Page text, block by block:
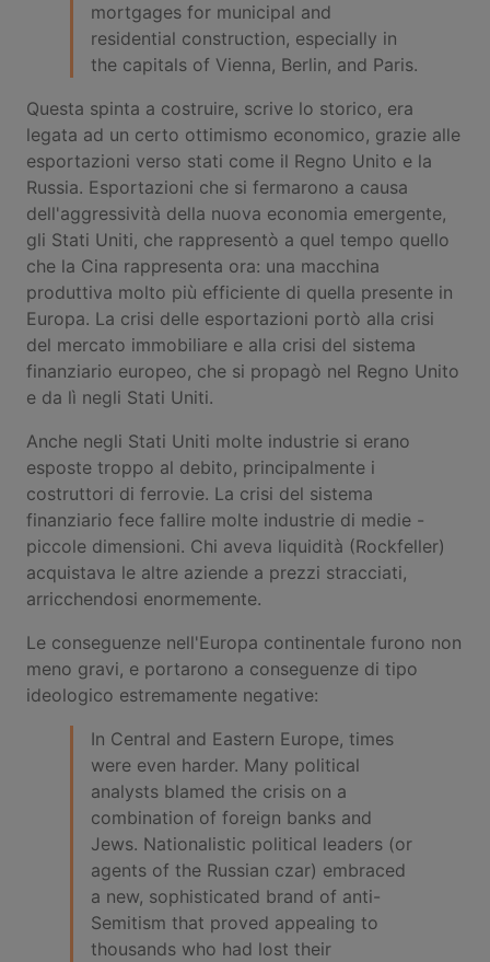
mortgages for municipal and
residential construction, especially in
the capitals of Vienna, Berlin, and Paris.
Questa spinta a costruire, scrive lo storico, era
legata ad un certo ottimismo economico, grazie alle
esportazioni verso stati come il Regno Unito e la
Russia. Esportazioni che si fermarono a causa
dell'aggressività della nuova economia emergente,
gli Stati Uniti, che rappresentò a quel tempo quello
che la Cina rappresenta ora: una macchina
produttiva molto più efficiente di quella presente in
Europa. La crisi delle esportazioni portò alla crisi
del mercato immobiliare e alla crisi del sistema
finanziario europeo, che si propagò nel Regno Unito
e da lì negli Stati Uniti.
Anche negli Stati Uniti molte industrie si erano
esposte troppo al debito, principalmente i
costruttori di ferrovie. La crisi del sistema
finanziario fece fallire molte industrie di medie -
piccole dimensioni. Chi aveva liquidità (Rockfeller)
acquistava le altre aziende a prezzi stracciati,
arricchendosi enormemente.
Le conseguenze nell'Europa continentale furono non
meno gravi, e portarono a conseguenze di tipo
ideologico estremamente negative:
In Central and Eastern Europe, times
were even harder. Many political
analysts blamed the crisis on a
combination of foreign banks and
Jews. Nationalistic political leaders (or
agents of the Russian czar) embraced
a new, sophisticated brand of anti-
Semitism that proved appealing to
thousands who had lost their